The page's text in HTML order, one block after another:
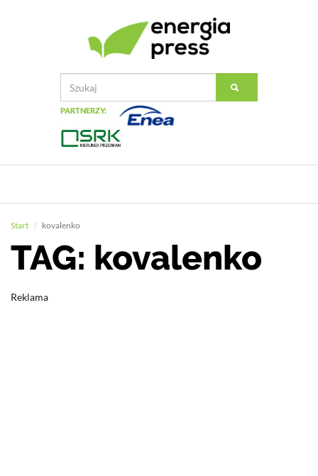
PARTNERZY:
Start kovalenko
TAG: kovalenko
Reklama